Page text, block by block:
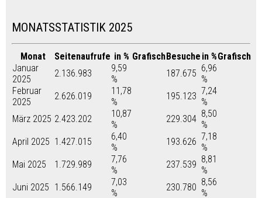
MONATSSTATISTIK 2025
Monat Seitenaufrufe in % GrafischBesuche in %Grafisch
Januar
2025
2.136.983
9,59
%
187.675 6,96
%
Februar
2025
2.626.019
11,78
%
195.123 7,24
%
März 2025 2.423.202
10,87
%
229.304 8,50
%
April 2025 1.427.015
6,40
%
193.626 7,18
%
Mai 2025
1.729.989
7,76
%
237.539 8,81
%
Juni 2025 1.566.149
7,03
%
230.780 8,56
%